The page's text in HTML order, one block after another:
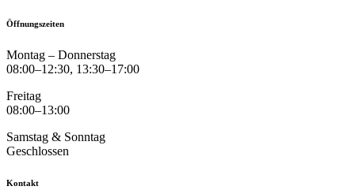
Öffnungszeiten
Montag – Donnerstag
08:00–12:30, 13:30–17:00
Freitag
08:00–13:00
Samstag & Sonntag
Geschlossen
Kontakt